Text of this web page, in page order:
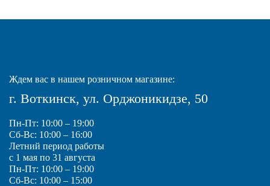
Ждем вас в нашем розничном магазине:
г. Воткинск, ул. Орджоникидзе, 50
Пн-Пт: 10:00 – 19:00
Сб-Вс: 10:00 – 16:00
Летний период работы
с 1 мая по 31 августа
Пн-Пт: 10:00 – 19:00
Сб-Вс: 10:00 – 15:00